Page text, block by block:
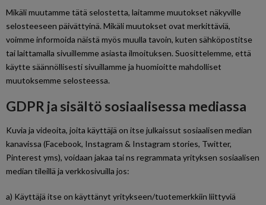
Mikäli muutamme tätä selostetta, laitamme muutokset näkyville
selosteeseen päivättyinä. Mikäli muutokset ovat merkittäviä,
voimme informoida näistä myös muulla tavoin, kuten sähköpostitse
tai laittamalla sivuillemme asiasta ilmoituksen. Suosittelemme, että
käytte säännöllisesti sivuillamme ja huomioitte mahdolliset
muutoksemme selosteessa.
GDPR ja sisältö sosiaalisessa mediassa
Kuvia ja videoita, joita käyttäjä on itse julkaissut sosiaalisen median
kanavissa (Facebook, Instagram & Instagram stories, Twitter,
Pinterest yms), voidaan jakaa tai ns regrammata yrityksen sosiaalisen
median tileillä ja verkkosivuilla jos:
a) Käyttäjä itse on käyttänyt yritykseen/tuotemerkkiin liittyviä